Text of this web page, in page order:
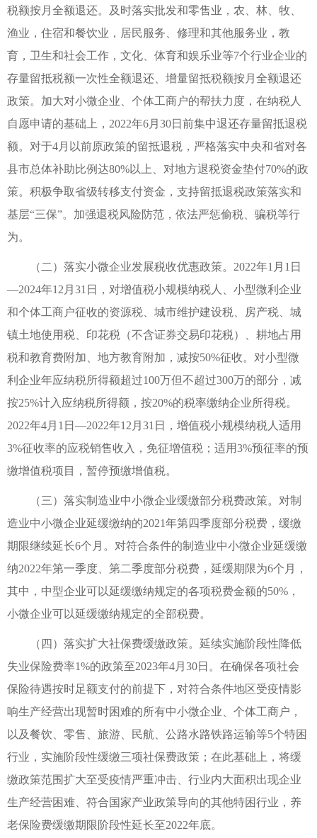
税额按月全额退还。及时落实批发和零售业，农、林、牧、
渔业，住宿和餐饮业，居民服务、修理和其他服务业，教
育，卫生和社会工作，文化、体育和娱乐业等7个行业企业的
存量留抵税额一次性全额退还、增量留抵税额按月全额退还
政策。加大对小微企业、个体工商户的帮扶力度，在纳税人
自愿申请的基础上，2022年6月30日前集中退还存量留抵退税
额。对于4月以前原政策的留抵退税，严格落实中央和省对各
县市总体补助比例达80%以上、对地方退税资金垫付70%的政
策。积极争取省级转移支付资金，支持留抵退税政策落实和
基层“三保”。加强退税风险防范，依法严惩偷税、骗税等行
为。
（二）落实小微企业发展税收优惠政策。2022年1月1日
—2024年12月31日，对增值税小规模纳税人、小型微利企业
和个体工商户征收的资源税、城市维护建设税、房产税、城
镇土地使用税、印花税（不含证券交易印花税）、耕地占用
税和教育费附加、地方教育附加，减按50%征收。对小型微
利企业年应纳税所得额超过100万但不超过300万的部分，减
按25%计入应纳税所得额，按20%的税率缴纳企业所得税。
2022年4月1日—2022年12月31日，增值税小规模纳税人适用
3%征收率的应税销售收入，免征增值税；适用3%预征率的预
缴增值税项目，暂停预缴增值税。
（三）落实制造业中小微企业缓缴部分税费政策。对制
造业中小微企业延缓缴纳的2021年第四季度部分税费，缓缴
期限继续延长6个月。对符合条件的制造业中小微企业延缓缴
纳2022年第一季度、第二季度部分税费，延缓期限为6个月，
其中，中型企业可以延缓缴纳规定的各项税费金额的50%，
小微企业可以延缓缴纳规定的全部税费。
（四）落实扩大社保费缓缴政策。延续实施阶段性降低
失业保险费率1%的政策至2023年4月30日。在确保各项社会
保险待遇按时足额支付的前提下，对符合条件地区受疫情影
响生产经营出现暂时困难的所有中小微企业、个体工商户，
以及餐饮、零售、旅游、民航、公路水路铁路运输等5个特困
行业，实施阶段性缓缴三项社保费政策；在此基础上，将缓
缴政策范围扩大至受疫情严重冲击、行业内大面积出现企业
生产经营困难、符合国家产业政策导向的其他特困行业，养
老保险费缓缴期限阶段性延长至2022年底。